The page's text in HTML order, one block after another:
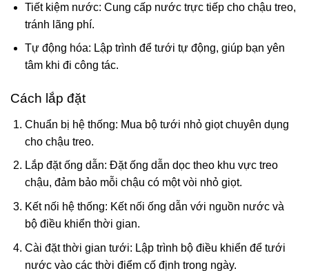
Tiết kiệm nước: Cung cấp nước trực tiếp cho chậu treo,
tránh lãng phí.
Tự động hóa: Lập trình để tưới tự động, giúp bạn yên
tâm khi đi công tác.
Cách lắp đặt
Chuẩn bị hệ thống: Mua bộ tưới nhỏ giọt chuyên dụng
cho chậu treo.
Lắp đặt ống dẫn: Đặt ống dẫn dọc theo khu vực treo
chậu, đảm bảo mỗi chậu có một vòi nhỏ giọt.
Kết nối hệ thống: Kết nối ống dẫn với nguồn nước và
bộ điều khiển thời gian.
Cài đặt thời gian tưới: Lập trình bộ điều khiển để tưới
nước vào các thời điểm cố định trong ngày.